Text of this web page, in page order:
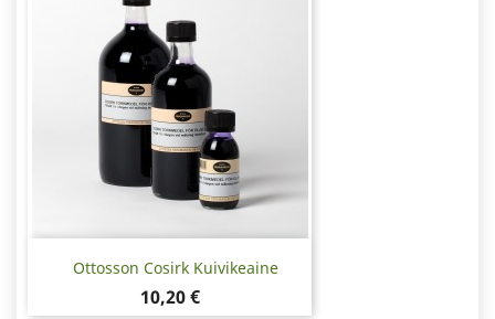
Ottosson Cosirk Kuivikeaine
Hinta
10,20 €